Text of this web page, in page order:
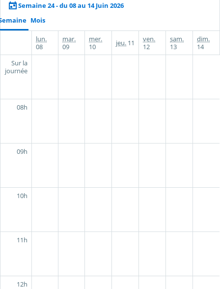
Semaine 24 - du 08 au 14 Juin 2026
Mois
lun.
08
mar.
09
mer.
10
jeu. 11
ven.
12
sam.
13
dim.
14
Sur la
journée
08h
09h
10h
11h
12h